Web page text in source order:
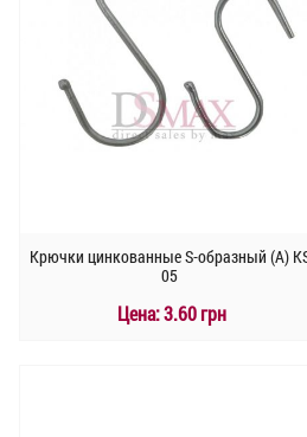
Крючки цинкованные S-образный (А)
05
Цена:3.60 грн